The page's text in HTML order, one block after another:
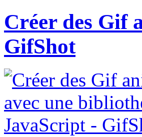
Créer des Gif
GifShot